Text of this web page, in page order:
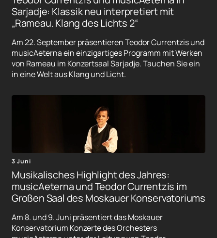
Sarjadje: Klassik neu interpretiert mit
„Rameau. Klang des Lichts 2“
Am 22. September präsentieren Teodor Currentzis und
musicAeterna ein einzigartiges Programm mit Werken
von Rameau im Konzertsaal Sarjadje. Tauchen Sie ein
in eine Welt aus Klang und Licht.
3 Juni
Musikalisches Highlight des Jahres:
musicAeterna und Teodor Currentzis im
Großen Saal des Moskauer Konservatoriums
Am 8. und 9. Juni präsentiert das Moskauer
Konservatorium Konzerte des Orchesters